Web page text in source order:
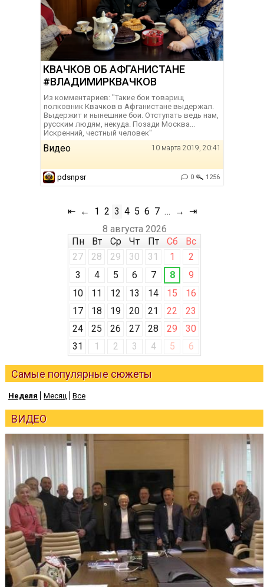
КВАЧКОВ ОБ АФГАНИСТАНЕ
#ВЛАДИМИРКВАЧКОВ
Из комментариев: "Такие бои товарищ
полковник Квачков в Афганистане выдержал.
Выдержит и нынешние бои. Отступать ведь нам,
русским людям, некуда. Позади Москва...
Искренний, честный человек"
Видео 10 марта 2019, 20:41
pdsnpsr 0 1256
⇤ ← 1 2 3 4 5 6 7 … →
⇥
8 августа 2026
Пн
Вт Ср Чт Пт Сб
Вс
27
28 29 30 31 1
2
3
4 5 6 7 8
9
10
11 12 13 14 15
16
17
18 19 20 21 22
23
24
25 26 27 28 29
30
31
1 2 3 4 5 6
Самые популярные сюжеты
Неделя Месяц Все
ВИДЕО